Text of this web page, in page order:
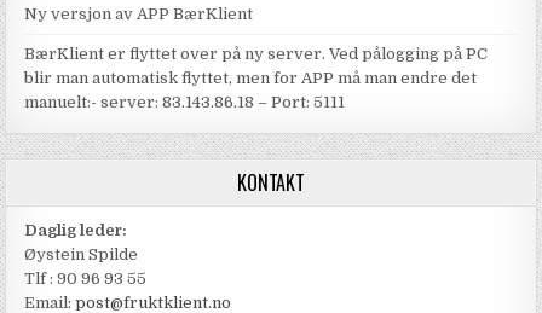
Ny versjon av APP BærKlient
BærKlient er flyttet over på ny server. Ved pålogging på PC
blir man automatisk flyttet, men for APP må man endre det
manuelt:- server: 83.143.86.18 – Port: 5111
KONTAKT
Daglig leder:
Øystein Spilde
Tlf : 90 96 93 55
Email:post@fruktklient.no